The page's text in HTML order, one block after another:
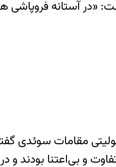
مقامات سوئدی
بی‌اعتنا بودند و در